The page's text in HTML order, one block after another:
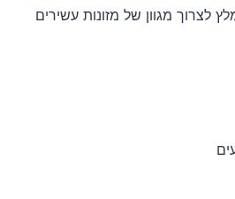
לצרוך מגוון של מזונות עשירים